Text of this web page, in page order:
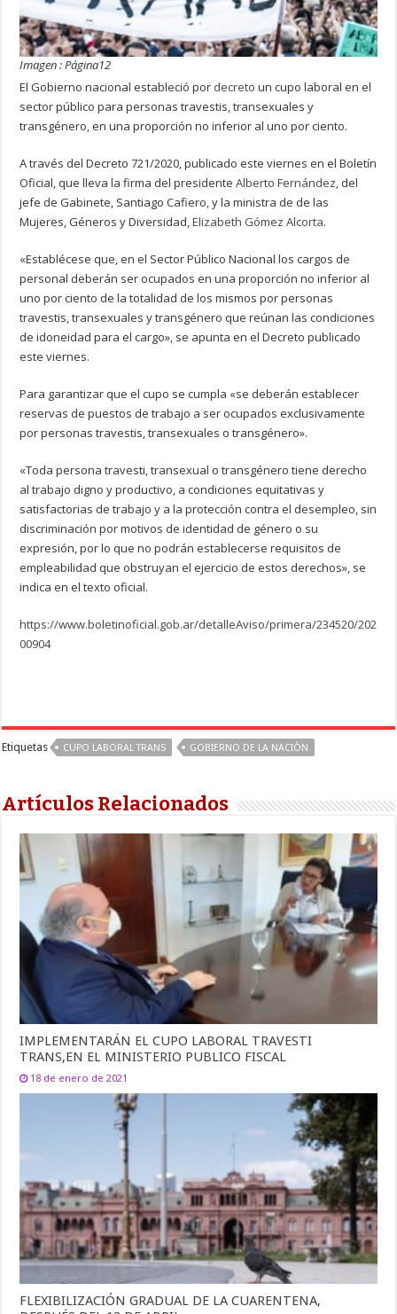
Imagen : Página12
El Gobierno nacional estableció por decreto un cupo laboral en el
sector público para personas travestis, transexuales y
transgénero, en una proporción no inferior al uno por ciento.
A través del Decreto 721/2020, publicado este viernes en el Boletín
Oficial, que lleva la firma del presidenteAlberto Fernández, del
jefe de Gabinete, Santiago Cafiero, y la ministra de de las
Mujeres, Géneros y Diversidad,Elizabeth Gómez Alcorta.
«Establécese que, en el Sector Público Nacional los cargos de
personal deberán ser ocupados en una proporción no inferior al
uno por ciento de la totalidad de los mismos por personas
travestis, transexuales y transgénero que reúnan las condiciones
de idoneidad para el cargo», se apunta en el Decreto publicado
este viernes.
Para garantizar que el cupo se cumpla «se deberán establecer
reservas de puestos de trabajo a ser ocupados exclusivamente
por personas travestis, transexuales o transgénero».
«Toda persona travesti, transexual o transgénero tiene derecho
al trabajo digno y productivo, a condiciones equitativas y
satisfactorias de trabajo y a la protección contra el desempleo, sin
discriminación por motivos de identidad de género o su
expresión, por lo que no podrán establecerse requisitos de
empleabilidad que obstruyan el ejercicio de estos derechos», se
indica en el texto oficial.
https://www.boletinoficial.gob.ar/detalleAviso/primera/234520/202
00904
Etiquetas CUPO LABORAL TRANS GOBIERNO DE LA NACIÒN
Artículos Relacionados
IMPLEMENTARÁN EL CUPO LABORAL TRAVESTI
TRANS,EN EL MINISTERIO PUBLICO FISCAL
18 de enero de 2021
FLEXIBILIZACIÓN GRADUAL DE LA CUARENTENA,